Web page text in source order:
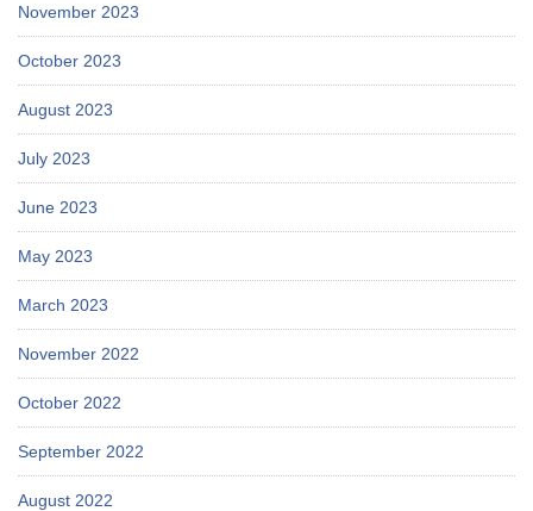
November 2023
October 2023
August 2023
July 2023
June 2023
May 2023
March 2023
November 2022
October 2022
September 2022
August 2022